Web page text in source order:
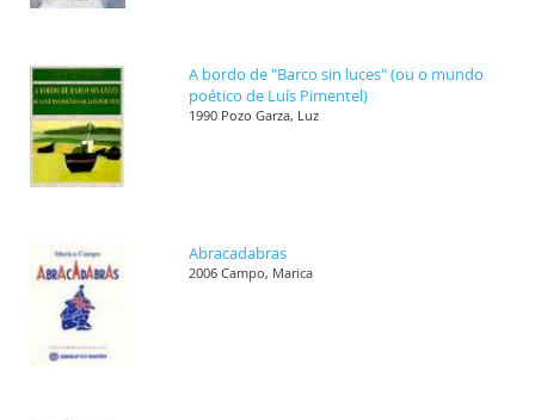
A bordo de "Barco sin luces" (ou o mundo
poético de Luís Pimentel)
1990 Pozo Garza, Luz
Abracadabras
2006 Campo, Marica